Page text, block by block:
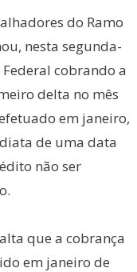
do Ramo
nesta segunda-
cobrando a
delta no mês
em janeiro,
de uma data
não ser
que a cobrança
em janeiro de